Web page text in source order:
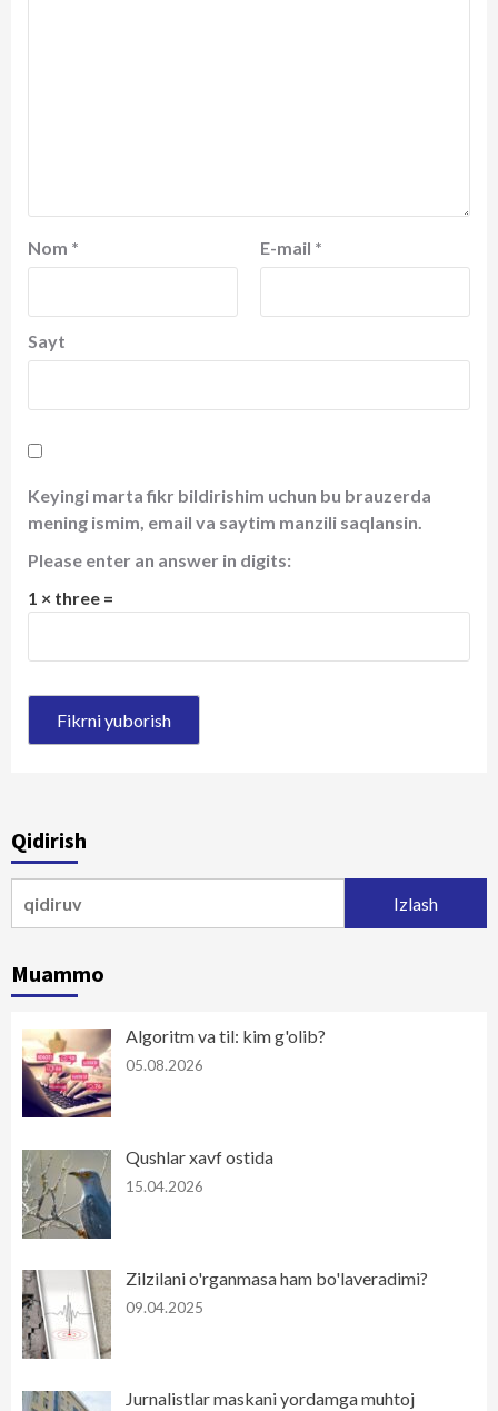
Nom * E-mail *
Sayt
Keyingi marta fikr bildirishim uchun bu brauzerda
mening ismim, email va saytim manzili saqlansin.
Please enter an answer in digits:
1 × three =
Qidirish
Muammo
Algoritm va til: kim g'olib?
05.08.2026
Qushlar xavf ostida
15.04.2026
Zilzilani o'rganmasa ham bo'laveradimi?
09.04.2025
Jurnalistlar maskani yordamga muhtoj